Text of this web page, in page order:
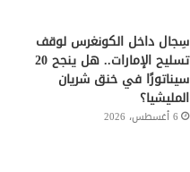
سِجال داخل الكونغرس لوقف
تسليح الإمارات.. هل ينجح 20
سيناتورًا في خنق شريان
المليشيا؟
6 أغسطس، 2026